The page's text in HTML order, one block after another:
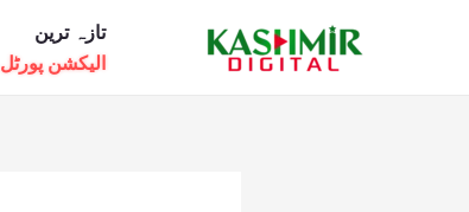
تازہ ترین
الیکشن پورٹل 26